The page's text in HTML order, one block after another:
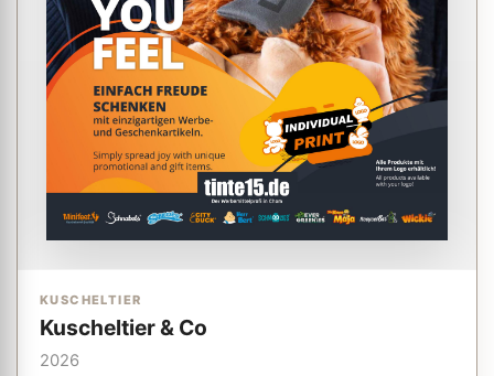
KUSCHELTIER
Kuscheltier & Co
2026